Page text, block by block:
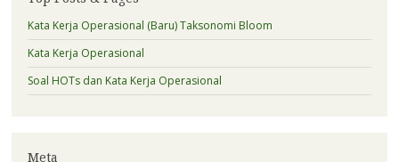
Kata Kerja Operasional (Baru) Taksonomi Bloom
Kata Kerja Operasional
Soal HOTs dan Kata Kerja Operasional
Meta